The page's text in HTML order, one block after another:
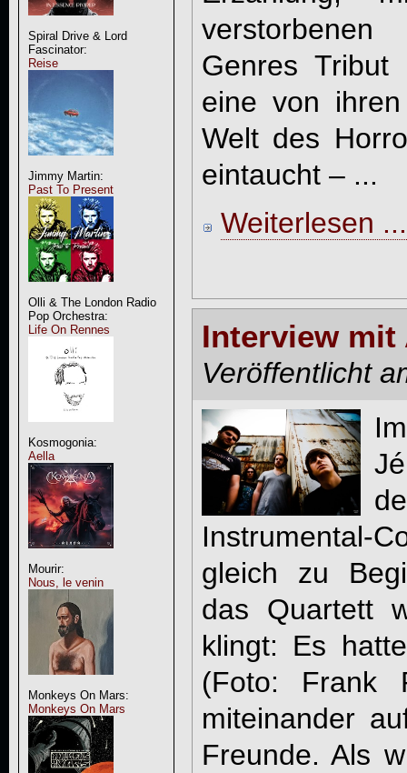
Spiral Drive & Lord
Fascinator:
Reise
Jimmy Martin:
Past To Present
Olli & The London Radio
Pop Orchestra:
Life On Rennes
Kosmogonia:
Aella
Mourir:
Nous, le venin
Monkeys On Mars:
Monkeys On Mars
Genres
eine von
Welt des
eintaucht – ...
Weiterlesen ...
Interview mit
Veröffentlicht
Instrumental-
gleich zu
das Quartett
klingt: Es
(Foto: Frank
miteinander
Freunde. Als